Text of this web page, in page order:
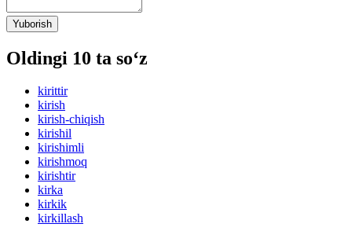
Yuborish
Oldingi 10 ta so‘z
kirittir
kirish
kirish-chiqish
kirishil
kirishimli
kirishmoq
kirishtir
kirka
kirkik
kirkillash